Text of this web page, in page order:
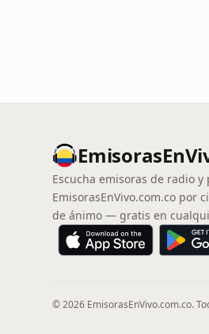
Escucha emisoras de radio y
EmisorasEnVivo.com.co por
de ánimo — gratis en
© 2026 EmisorasEnVivo.com.co.